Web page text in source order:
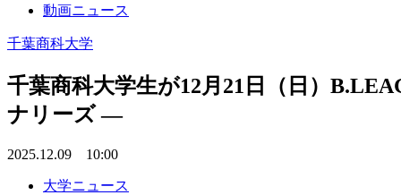
動画ニュース
千葉商科大学
千葉商科大学生が12月21日（日）
ナリーズ ―
2025.12.09 10:00
大学ニュース